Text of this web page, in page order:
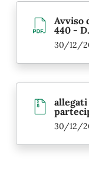
Avviso
440 -
30/12/
30/12/